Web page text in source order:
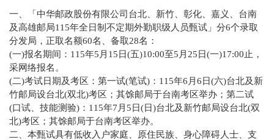
一、「中华邮政股份有限公司台北、新竹、彰化、嘉义、台南
及高雄邮局115年全日制不定期外勤职级人员甄试」分6个录取
分发局，正取名额60名、备取28名：
(一)报名期间：115年5月15日(五)10:00至5月25日(一)17:00止，
采网络报名。
(二)考试日期及考区：第一试(笔试)：115年6月6日(六)台北及新
竹邮局设台北(双北)考区；其馀邮局于台南考区举办；第二试
(口试、技能测验)：115年7月5日(日)台北及新竹邮局设台北(双
北)考区；其馀邮局于台南考区举办。
二、本甄试具有低收入户家庭、原住民族、身心障碍人士、支